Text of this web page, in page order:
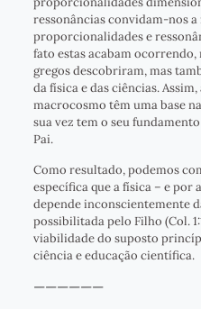
ressonâncias convidam-nos
proporcionalidades e
fato estas acabam ocorrendo,
gregos descobriram, mas
da física e das ciências.
macrocosmo têm uma base
sua vez tem o seu
Pai.
Como resultado, podemos
específica que a física – e por
depende inconscientemente
possibilitada pelo Filho (Col.
viabilidade do suposto
ciência e educação científica.
——————